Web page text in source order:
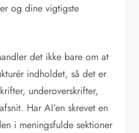
og dine vigtigste
det ikke bare om at
indholdet, så det er
underoverskrifter,
Har AI’en skrevet en
i meningsfulde sektioner